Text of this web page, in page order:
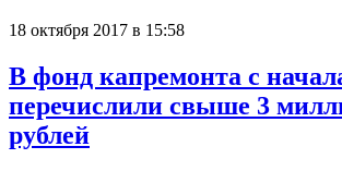
18 октября 2017 в 15:58
В фонд капремонта с
перечислили свыше 3
рублей